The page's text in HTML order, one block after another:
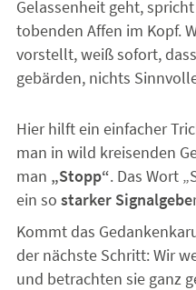
Gelassenheit geht,
tobenden Affen im Kopf.
vorstellt, weiß sofort,
gebärden, nichts
Hier hilft ein einfacher
man in wild kreisenden
man „Stopp“. Das Wort
ein so starker Signalgebe
Kommt das
der nächste Schritt: Wir
und betrachten sie ganz